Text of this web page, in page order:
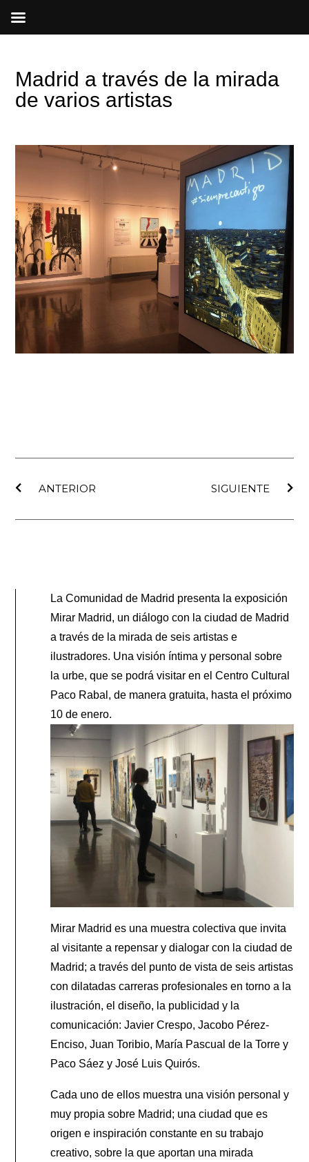
Madrid a través de la mirada
de varios artistas
ANTERIOR
SIGUIENTE
La Comunidad de Madrid presenta la exposición
Mirar Madrid, un diálogo con la ciudad de Madrid
a través de la mirada de seis artistas e
ilustradores. Una visión íntima y personal sobre
la urbe, que se podrá visitar en el Centro Cultural
Paco Rabal, de manera gratuita, hasta el próximo
10 de enero.
Mirar Madrid es una muestra colectiva que invita
al visitante a repensar y dialogar con la ciudad de
Madrid; a través del punto de vista de seis artistas
con dilatadas carreras profesionales en torno a la
ilustración, el diseño, la publicidad y la
comunicación: Javier Crespo, Jacobo Pérez-
Enciso, Juan Toribio, María Pascual de la Torre y
Paco Sáez y José Luis Quirós.
Cada uno de ellos muestra una visión personal y
muy propia sobre Madrid; una ciudad que es
origen e inspiración constante en su trabajo
creativo, sobre la que aportan una mirada